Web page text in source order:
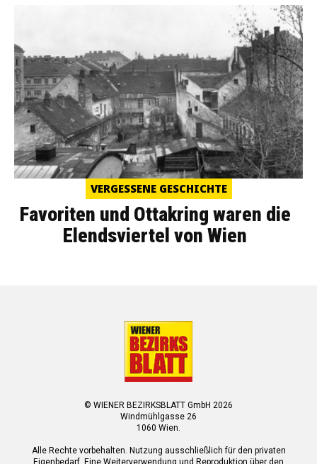
VERGESSENE GESCHICHTE
Favoriten und Ottakring waren die
Elendsviertel von Wien
© WIENER BEZIRKSBLATT GmbH 2026
Windmühlgasse 26
1060 Wien.
Alle Rechte vorbehalten. Nutzung ausschließlich für den privaten